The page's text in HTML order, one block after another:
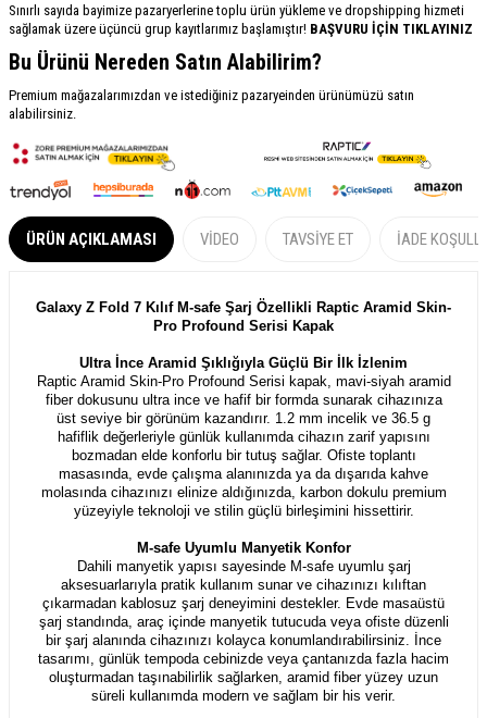
Sınırlı sayıda bayimize pazaryerlerine toplu ürün yükleme ve dropshipping hizmeti
sağlamak üzere üçüncü grup kayıtlarımız başlamıştır! BAŞVURU İÇİN TIKLAYINIZ
Bu Ürünü Nereden Satın Alabilirim?
Premium mağazalarımızdan ve istediğiniz pazaryeinden ürünümüzü satın
alabilirsiniz.
ÜRÜN AÇIKLAMASI VIDEO TAVSIYE ET İADE
Galaxy Z Fold 7 Kılıf M-safe Şarj Özellikli Raptic Aramid Skin-
Pro Profound Serisi Kapak
Ultra İnce Aramid Şıklığıyla Güçlü Bir İlk İzlenim
Raptic Aramid Skin-Pro Profound Serisi kapak, mavi-siyah aramid
fiber dokusunu ultra ince ve hafif bir formda sunarak cihazınıza
üst seviye bir görünüm kazandırır. 1.2 mm incelik ve 36.5 g
hafiflik değerleriyle günlük kullanımda cihazın zarif yapısını
bozmadan elde konforlu bir tutuş sağlar. Ofiste toplantı
masasında, evde çalışma alanınızda ya da dışarıda kahve
molasında cihazınızı elinize aldığınızda, karbon dokulu premium
yüzeyiyle teknoloji ve stilin güçlü birleşimini hissettirir.
M-safe Uyumlu Manyetik Konfor
Dahili manyetik yapısı sayesinde M-safe uyumlu şarj
aksesuarlarıyla pratik kullanım sunar ve cihazınızı kılıftan
çıkarmadan kablosuz şarj deneyimini destekler. Evde masaüstü
şarj standında, araç içinde manyetik tutucuda veya ofiste düzenli
bir şarj alanında cihazınızı kolayca konumlandırabilirsiniz. İnce
tasarımı, günlük tempoda cebinizde veya çantanızda fazla hacim
oluşturmadan taşınabilirlik sağlarken, aramid fiber yüzey uzun
süreli kullanımda modern ve sağlam bir his verir.